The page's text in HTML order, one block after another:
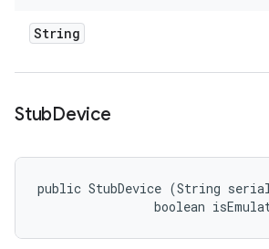
String
StubDevice
public StubDevice (String
boolean